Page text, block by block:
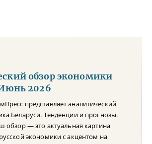
обзор экономики
2026
представляет аналитический
Беларуси. Тенденции и прогнозы.
обзор — это актуальная картина
экономики с акцентом на